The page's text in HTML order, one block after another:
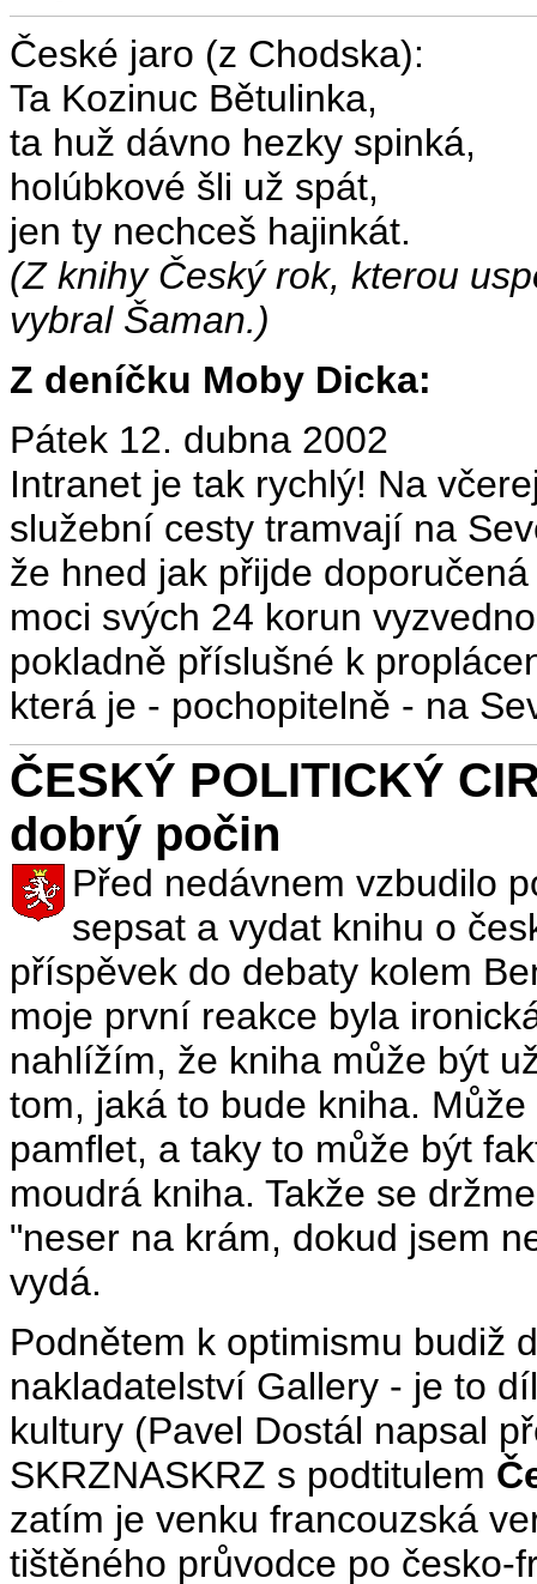
České jaro (z Chodska):
Ta Kozinuc Bětulinka,
ta huž dávno hezky spinká,
holúbkové šli už spát,
jen ty nechceš hajinkát.
(Z knihy Český rok, kterou
vybral Šaman.)
Z deníčku Moby Dicka:
Pátek 12. dubna 2002
Intranet je tak rychlý! Na
služební cesty tramvají na
že hned jak přijde
moci svých 24 korun
pokladně příslušné k
která je - pochopitelně - na
ČESKÝ POLITICKÝ
dobrý počin
Před nedávnem vzbudilo
sepsat a vydat knihu o
příspěvek do debaty kolem
moje první reakce byla
nahlížím, že kniha může být
tom, jaká to bude kniha.
pamflet, a taky to může být
moudrá kniha. Takže se
"neser na krám, dokud jsem
vydá.
Podnětem k optimismu budiž
nakladatelství Gallery - je to
kultury (Pavel Dostál napsal
SKRZNASKRZ s podtitulem
zatím je venku francouzská
tištěného průvodce po česko-